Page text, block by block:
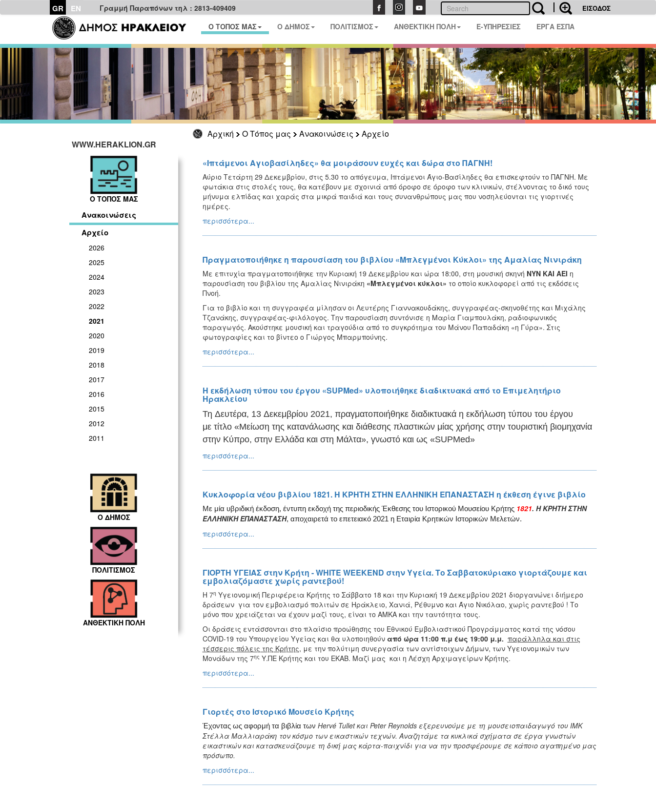
GR EN Γραμμή Παραπόνων τηλ : 2813-409409 ΕΙΣΟΔΟΣ
Ο ΤΟΠΟΣ ΜΑΣ Ο ΔΗΜΟΣ ΠΟΛΙΤΙΣΜΟΣ ΑΝΘΕΚΤΙΚΗ ΠΟΛΗ E-ΥΠΗΡΕΣΙΕΣ ΕΡΓΑ ΕΣΠΑ
Αρχική Ο Τόπος μας Ανακοινώσεις
Αρχείο
WWW.HERAKLION.GR
Ο ΤΟΠΟΣ ΜΑΣ
Ανακοινώσεις
Αρχείο
2026
2025
2024
2023
2022
2021
2020
2019
2018
2017
2016
2015
2012
2011
Ο ΔΗΜΟΣ
ΠΟΛΙΤΙΣΜΟΣ
ΑΝΘΕΚΤΙΚΗ ΠΟΛΗ
«Ιπτάμενοι Αγιοβασίληδες» θα μοιράσουν ευχές και δώρα στο ΠΑΓΝΗ!
Αύριο Τετάρτη 29 Δεκεμβρίου, στις 5.30 το απόγευμα, Ιπτάμενοι Άγιο-Βασίληδες θα επισκεφτούν το ΠΑΓΝΗ. Με
φωτάκια στις στολές τους, θα κατέβουν με σχοινιά από όροφο σε όροφο των κλινικών, στέλνοντας το δικό τους
μήνυμα ελπίδας και χαράς στα μικρά παιδιά και τους συνανθρώπους μας που νοσηλεύονται τις γιορτινές
ημέρες.
περισσότερα...
Πραγματοποιήθηκε η παρουσίαση του βιβλίου «Μπλεγμένοι Κύκλοι» της Αμαλίας Νινιράκη
Με επιτυχία πραγματοποιήθηκε την Κυριακή 19 Δεκεμβρίου και ώρα 18:00, στη μουσική σκηνή ΝΥΝ ΚΑΙ ΑΕΙ η
παρουσίαση του βιβλίου της Αμαλίας Νινιράκη «Μπλεγμένοι κύκλοι» το οποίο κυκλοφορεί από τις εκδόσεις
Πνοή.
Για το βιβλίο και τη συγγραφέα μίλησαν οι Λευτέρης Γιαννακουδάκης, συγγραφέας-σκηνοθέτης και Μιχάλης
Τζανάκης, συγγραφέας-φιλόλογος. Την παρουσίαση συντόνισε η Μαρία Γιαμπουλάκη, ραδιοφωνικός
παραγωγός. Ακούστηκε μουσική και τραγούδια από το συγκρότημα του Μάνου Παπαδάκη «η Γύρα». Στις
φωτογραφίες και το βίντεο ο Γιώργος Μπαρμπούνης.
περισσότερα...
Η εκδήλωση τύπου του έργου «SUPMed» υλοποιήθηκε διαδικτυακά από το Επιμελητήριο
Ηρακλείου
Τη Δευτέρα, 13 Δεκεμβρίου 2021, πραγματοποιήθηκε διαδικτυακά η εκδήλωση τύπου του έργου
με τίτλο «Μείωση της κατανάλωσης και διάθεσης πλαστικών μίας χρήσης στην τουριστική βιομηχανία
στην Κύπρο, στην Ελλάδα και στη Μάλτα», γνωστό και ως «SUPMed»
περισσότερα...
Κυκλοφορία νέου βιβλίου 1821. Η ΚΡΗΤΗ ΣΤΗΝ ΕΛΛΗΝΙΚΗ ΕΠΑΝΑΣΤΑΣΗ η έκθεση έγινε βιβλίο
Με μία υβριδική έκδοση, έντυπη εκδοχή της περιοδικής Έκθεσης του Ιστορικού Μουσείου Κρήτης 1821. Η ΚΡΗΤΗ ΣΤΗΝ
ΕΛΛΗΝΙΚΗ ΕΠΑΝΑΣΤΑΣΗ, αποχαιρετά το επετειακό 2021 η Εταιρία Κρητικών Ιστορικών Μελετών.
περισσότερα...
ΓΙΟΡΤΗ ΥΓΕΙΑΣ στην Κρήτη - WHITE WEEKEND στην Υγεία. Το Σαββατοκύριακο γιορτάζουμε και
εμβολιαζόμαστε χωρίς ραντεβού!
Η 7η Υγειονομική Περιφέρεια Κρήτης το Σάββατο 18 και την Κυριακή 19 Δεκεμβρίου 2021 διοργανώνει διήμερο
δράσεων για τον εμβολιασμό πολιτών σε Ηράκλειο, Χανιά, Ρέθυμνο και Άγιο Νικόλαο, χωρίς ραντεβού ! Το
μόνο που χρειάζεται να έχουν μαζί τους, είναι το ΑΜΚΑ και την ταυτότητα τους.
Οι δράσεις εντάσσονται στο πλαίσιο προώθησης του Εθνικού Εμβολιαστικού Προγράμματος κατά της νόσου
COVID-19 του Υπουργείου Υγείας και θα υλοποιηθούν από ώρα 11:00 π.μ έως 19:00 μ.μ. παράλληλα και στις
τέσσερις πόλεις της Κρήτης, με την πολύτιμη συνεργασία των αντίστοιχων Δήμων, των Υγειονομικών των
Μονάδων της 7ης Υ.ΠΕ Κρήτης και του ΕΚΑΒ. Μαζί μας και η Λέσχη Αρχιμαγείρων Κρήτης.
περισσότερα...
Γιορτές στο Ιστορικό Μουσείο Κρήτης
Έχοντας ως αφορμή τα βιβλία των Hervé Tullet και Peter Reynoldsεξερευνούμε με τη μουσειοπαιδαγωγό του ΙΜΚ
Στέλλα Μαλλιαράκη τον κόσμο των εικαστικών τεχνών. Αναζητάμε τα κυκλικά σχήματα σε έργα γνωστών
εικαστικών και κατασκευάζουμε τη δική μας κάρτα-παιχνίδι για να την προσφέρουμε σε κάποιο αγαπημένο μας
πρόσωπο.
περισσότερα...